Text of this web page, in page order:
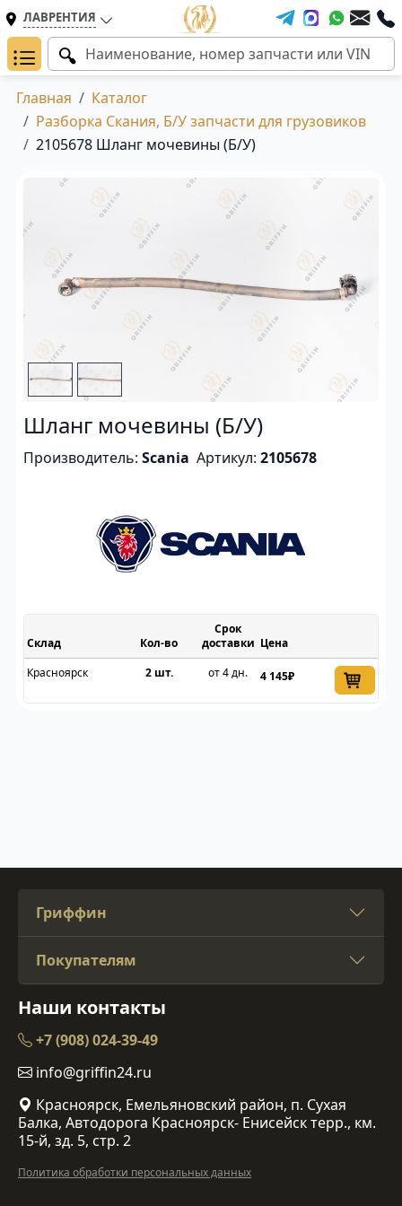
ЛАВРЕНТИЯ
Главная
Каталог
Разборка Скания, Б/У запчасти для грузовиков
2105678 Шланг мочевины (Б/У)
Шланг мочевины (Б/У)
Производитель: Scania Артикул: 2105678
Склад
Срок
доставки Цена
Красноярск
2 шт. от 4 дн. 4 145₽
Гриффин
Покупателям
Наши контакты
+7 (908) 024-39-49
info@griffin24.ru
Красноярск, Емельяновский район, п. Сухая
Балка, Автодорога Красноярск- Енисейск терр., км.
15-й, зд. 5, стр. 2
Политика обработки персональных данных